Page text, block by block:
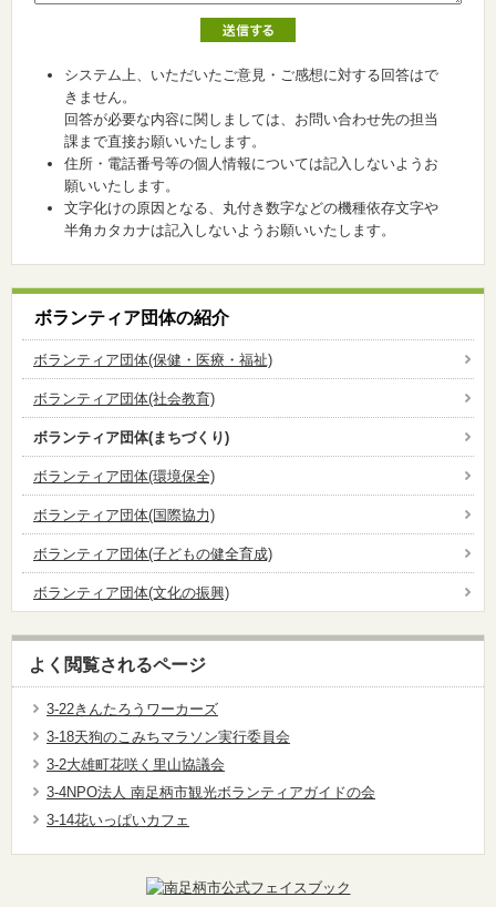
システム上、いただいたご意見・ご感想に対する回答はで
きません。
回答が必要な内容に関しましては、お問い合わせ先の担当
課まで直接お願いいたします。
住所・電話番号等の個人情報については記入しないようお
願いいたします。
文字化けの原因となる、丸付き数字などの機種依存文字や
半角カタカナは記入しないようお願いいたします。
ボランティア団体の紹介
ボランティア団体(保健・医療・福祉)
ボランティア団体(社会教育)
ボランティア団体(まちづくり)
ボランティア団体(環境保全)
ボランティア団体(国際協力)
ボランティア団体(子どもの健全育成)
ボランティア団体(文化の振興)
よく閲覧されるページ
3-22きんたろうワーカーズ
3-18天狗のこみちマラソン実行委員会
3-2大雄町花咲く里山協議会
3-4NPO法人 南足柄市観光ボランティアガイドの会
3-14花いっぱいカフェ